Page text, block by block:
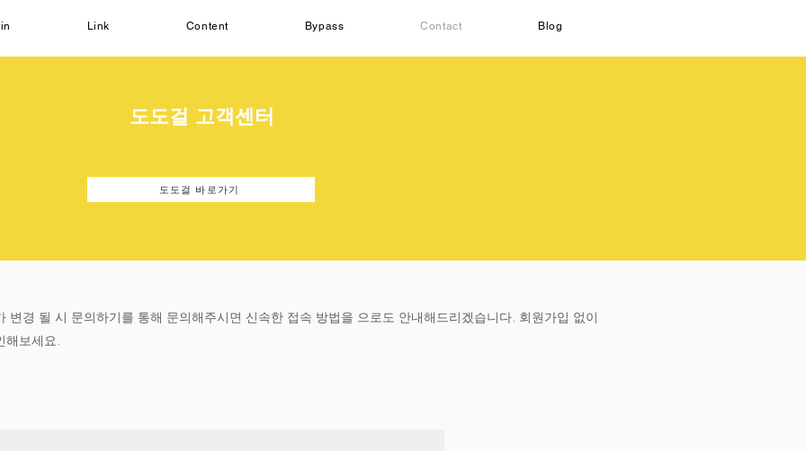
Link Content Bypass Contact Blog
도도걸 고객센터
도도걸 바로가기
변경 될 시 문의하기를 통해 문의해주시면 신속한 접속 방법을 으로도 안내해드리겠습니다. 회원가입 없이
해보세요.